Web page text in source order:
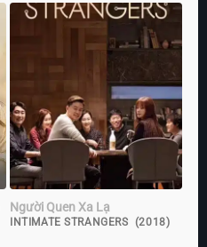
Người Quen Xa Lạ
INTIMATE STRANGERS (2018)